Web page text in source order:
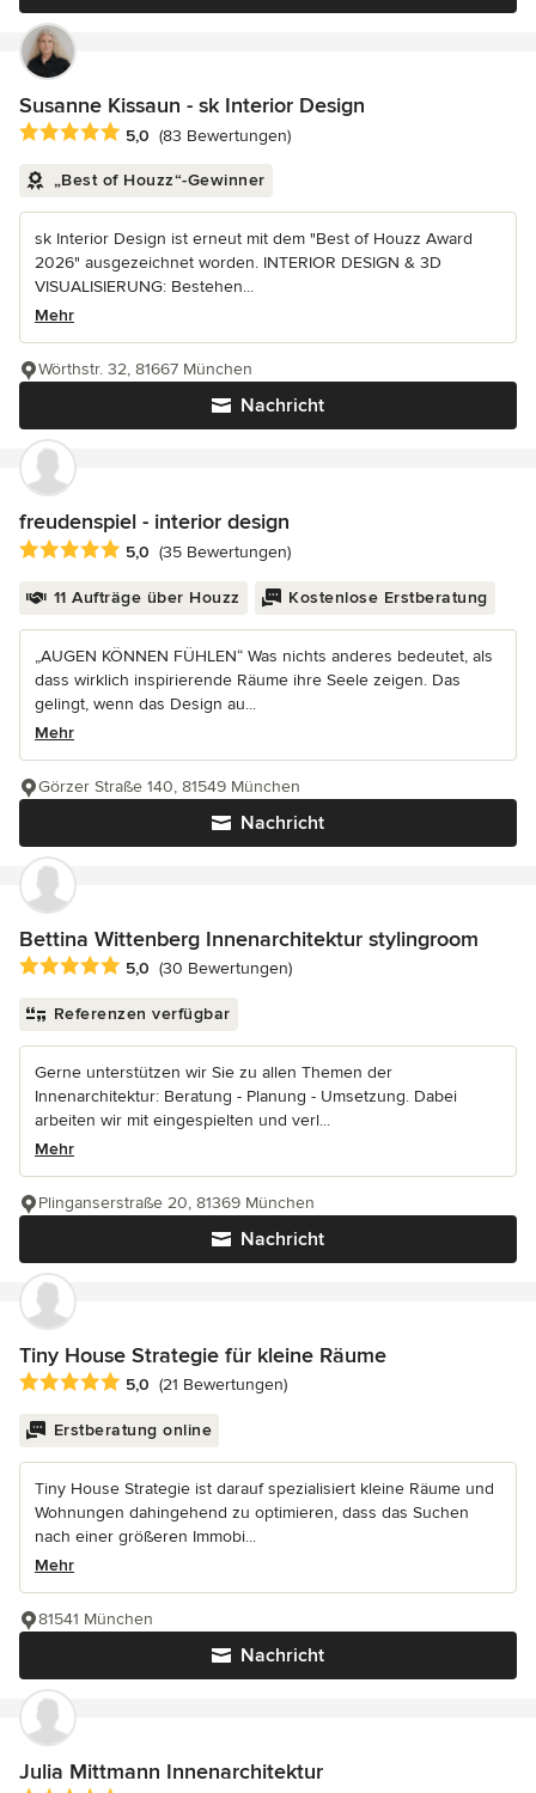
Susanne Kissaun - sk Interior Design
Durchschnittliche Bewertung: 5 von 5 Sternen
5,0 (83 Bewertungen)
„Best of Houzz“-Gewinner
sk Interior Design ist erneut mit dem "Best of Houzz Award
2026" ausgezeichnet worden. INTERIOR DESIGN & 3D
VISUALISIERUNG: Bestehen...
Mehr
Nachricht
Wörthstr. 32, 81667 München
freudenspiel - interior design
Durchschnittliche Bewertung: 5 von 5 Sternen
5,0 (35 Bewertungen)
11 Aufträge über Houzz Kostenlose Erstberatung
„AUGEN KÖNNEN FÜHLEN“ Was nichts anderes bedeutet, als
dass wirklich inspirierende Räume ihre Seele zeigen. Das
gelingt, wenn das Design au...
Mehr
Nachricht
Görzer Straße 140, 81549 München
Bettina Wittenberg Innenarchitektur stylingroom
Durchschnittliche Bewertung: 5 von 5 Sternen
5,0 (30 Bewertungen)
Referenzen verfügbar
Gerne unterstützen wir Sie zu allen Themen der
Innenarchitektur: Beratung - Planung - Umsetzung. Dabei
arbeiten wir mit eingespielten und verl...
Mehr
Nachricht
Plinganserstraße 20, 81369 München
Tiny House Strategie für kleine Räume
Durchschnittliche Bewertung: 5 von 5 Sternen
5,0 (21 Bewertungen)
Erstberatung online
Tiny House Strategie ist darauf spezialisiert kleine Räume und
Wohnungen dahingehend zu optimieren, dass das Suchen
nach einer größeren Immobi...
Mehr
Nachricht
81541 München
Julia Mittmann Innenarchitektur